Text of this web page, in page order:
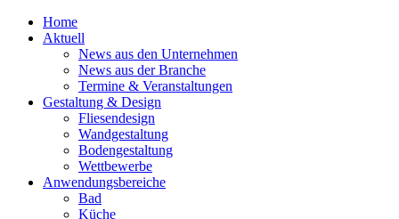
Home
Aktuell
News aus den Unternehmen
News aus der Branche
Termine & Veranstaltungen
Gestaltung & Design
Fliesendesign
Wandgestaltung
Bodengestaltung
Wettbewerbe
Anwendungsbereiche
Bad
Küche